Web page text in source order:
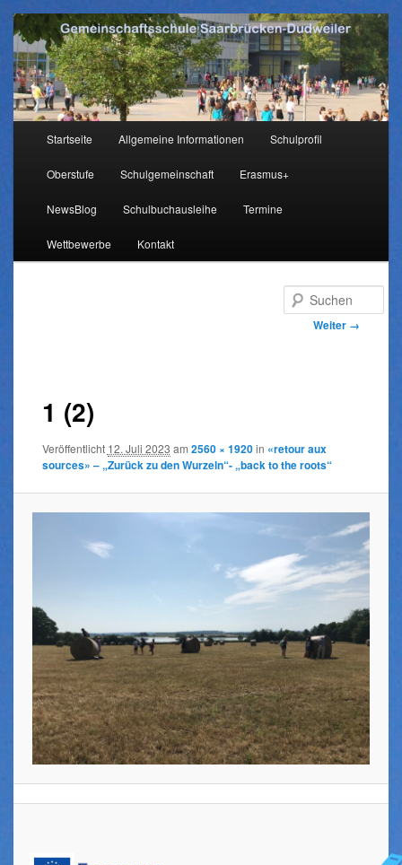
Zum
Inhalt
wechseln
Startseite Allgemeine Informationen Schulprofil
Oberstufe Schulgemeinschaft Erasmus+
NewsBlog Schulbuchausleihe Termine
Wettbewerbe Kontakt
Weiter →
1 (2)
Veröffentlicht 12. Juli 2023 am 2560 × 1920in «retour aux
sources» – „Zurück zu den Wurzeln“- „back to the roots“